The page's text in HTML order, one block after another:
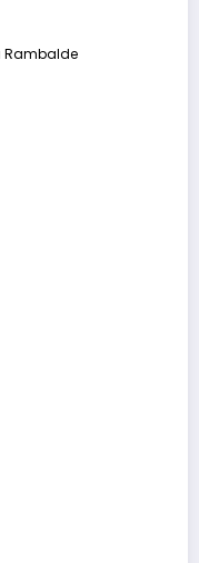
Rambalde